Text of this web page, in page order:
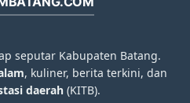
seputar Kabupaten Batang.
, kuliner, berita terkini, dan
daerah (KITB).